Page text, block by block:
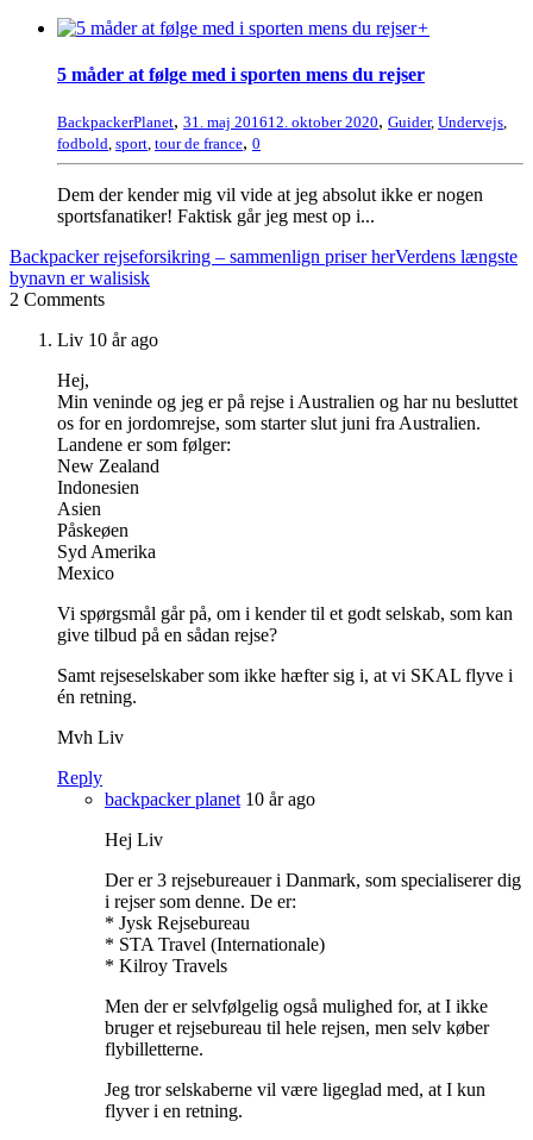
+
5 måder at følge med i sporten mens du rejser
BackpackerPlanet, 31. maj 201612. oktober 2020, Guider, Undervejs,
fodbold, sport, tour de france, 0
Dem der kender mig vil vide at jeg absolut ikke er nogen
sportsfanatiker! Faktisk går jeg mest op i...
Backpacker rejseforsikring – sammenlign priser herVerdens længste
bynavn er walisisk
2 Comments
Liv 10 år ago
Hej,
Min veninde og jeg er på rejse i Australien og har nu besluttet
os for en jordomrejse, som starter slut juni fra Australien.
Landene er som følger:
New Zealand
Indonesien
Asien
Påskeøen
Syd Amerika
Mexico
Vi spørgsmål går på, om i kender til et godt selskab, som kan
give tilbud på en sådan rejse?
Samt rejseselskaber som ikke hæfter sig i, at vi SKAL flyve i
én retning.
Mvh Liv
Reply
backpacker planet 10 år ago
Hej Liv
Der er 3 rejsebureauer i Danmark, som specialiserer dig
i rejser som denne. De er:
* Jysk Rejsebureau
* STA Travel (Internationale)
* Kilroy Travels
Men der er selvfølgelig også mulighed for, at I ikke
bruger et rejsebureau til hele rejsen, men selv køber
flybilletterne.
Jeg tror selskaberne vil være ligeglad med, at I kun
flyver i en retning.